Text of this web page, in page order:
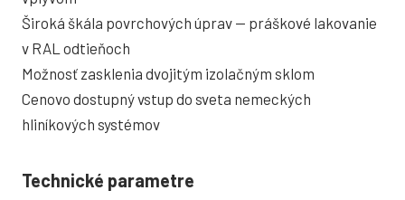
Široká škála povrchových úprav — práškové lakovanie
v RAL odtieňoch
Možnosť zasklenia dvojitým izolačným sklom
Cenovo dostupný vstup do sveta nemeckých
hliníkových systémov
Technické parametre